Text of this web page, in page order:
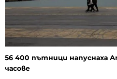
56 400 пътници напуснаха
часове